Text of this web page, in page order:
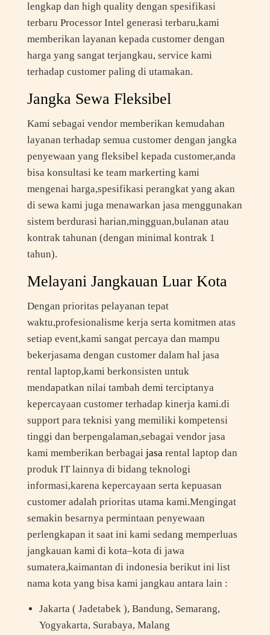
lengkap dan high quality dengan spesifikasi
terbaru Processor Intel generasi terbaru,kami
memberikan layanan kepada customer dengan
harga yang sangat terjangkau, service kami
terhadap customer paling di utamakan.
Jangka Sewa Fleksibel
Kami sebagai vendor memberikan kemudahan
layanan terhadap semua customer dengan jangka
penyewaan yang fleksibel kepada customer,anda
bisa konsultasi ke team markerting kami
mengenai harga,spesifikasi perangkat yang akan
di sewa kami juga menawarkan jasa menggunakan
sistem berdurasi harian,mingguan,bulanan atau
kontrak tahunan (dengan minimal kontrak 1
tahun).
Melayani Jangkauan Luar Kota
Dengan prioritas pelayanan tepat
waktu,profesionalisme kerja serta komitmen atas
setiap event,kami sangat percaya dan mampu
bekerjasama dengan customer dalam hal jasa
rental laptop,kami berkonsisten untuk
mendapatkan nilai tambah demi terciptanya
kepercayaan customer terhadap kinerja kami.di
support para teknisi yang memiliki kompetensi
tinggi dan berpengalaman,sebagai vendor jasa
kami memberikan berbagai jasa rental laptop dan
produk IT lainnya di bidang teknologi
informasi,karena kepercayaan serta kepuasan
customer adalah prioritas utama kami.Mengingat
semakin besarnya permintaan penyewaan
perlengkapan it saat ini kami sedang memperluas
jangkauan kami di kota–kota di jawa
sumatera,kaimantan di indonesia berikut ini list
nama kota yang bisa kami jangkau antara lain :
Jakarta ( Jadetabek ), Bandung, Semarang,
Yogyakarta, Surabaya, Malang